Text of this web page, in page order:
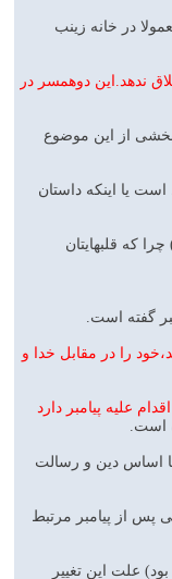
این شربت را معمولا در خانه زینب
خواسته اند که انها را طلاق ندهد.این دوهمسر در
بخشی از این موضوع
یا اینکه داستان
که قلبهایتان
را در مقابل خدا و
علیه پیامبر دارد
است.
با اساس دین و رسالت
پس از پیامبر مرتبط
را با تهدید طلاق مواجه کرده است.(همانند آیه 1که جمع بکار رفته بود) علت این تغییر